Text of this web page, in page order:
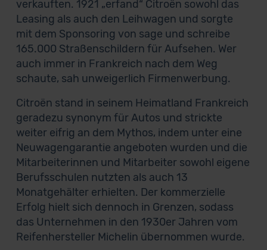
verkauften. 1921 „erfand“ Citroën sowohl das
Leasing als auch den Leihwagen und sorgte
mit dem Sponsoring von sage und schreibe
165.000 Straßenschildern für Aufsehen. Wer
auch immer in Frankreich nach dem Weg
schaute, sah unweigerlich Firmenwerbung.
Citroën stand in seinem Heimatland Frankreich
geradezu synonym für Autos und strickte
weiter eifrig an dem Mythos, indem unter eine
Neuwagengarantie angeboten wurden und die
Mitarbeiterinnen und Mitarbeiter sowohl eigene
Berufsschulen nutzten als auch 13
Monatgehälter erhielten. Der kommerzielle
Erfolg hielt sich dennoch in Grenzen, sodass
das Unternehmen in den 1930er Jahren vom
Reifenhersteller Michelin übernommen wurde.